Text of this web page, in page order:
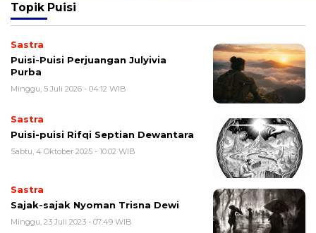
Topik Puisi
Sastra
Puisi-Puisi Perjuangan Julyivia
Purba
Minggu, 5 Juli 2026 - 04:12 WIB
Sastra
Puisi-puisi Rifqi Septian Dewantara
Sabtu, 4 Oktober 2025 - 10:02 WIB
Sastra
Sajak-sajak Nyoman Trisna Dewi
Minggu, 23 Juli 2023 - 07:49 WIB